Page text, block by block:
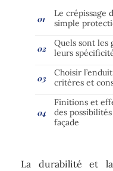
Le crépissage
simple
Quels sont les
leurs
Choisir
critères et
Finitions et
des
façade
La durabilité et